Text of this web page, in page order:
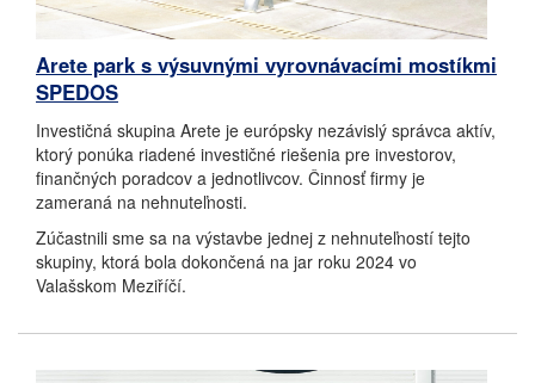
Arete park s výsuvnými vyrovnávacími mostíkmi
SPEDOS
Investičná skupina Arete je európsky nezávislý správca aktív,
ktorý ponúka riadené investičné riešenia pre investorov,
finančných poradcov a jednotlivcov. Činnosť firmy je
zameraná na nehnuteľnosti.
Zúčastnili sme sa na výstavbe jednej z nehnuteľností tejto
skupiny, ktorá bola dokončená na jar roku 2024 vo
Valašskom Meziříčí.